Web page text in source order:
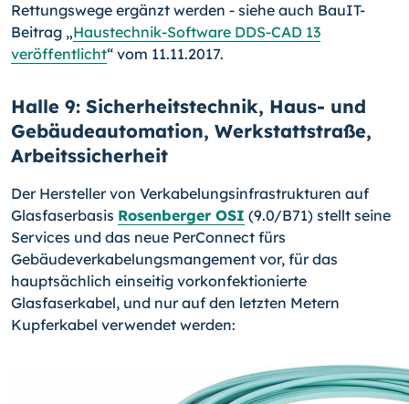
Rettungswege ergänzt werden - siehe auch BauIT-
Beitrag „Haustechnik-Software DDS-CAD 13
veröffentlicht“ vom 11.11.2017.
Halle 9: Sicherheitstechnik, Haus- und
Gebäudeautomation, Werkstattstraße,
Arbeitssicherheit
Der Hersteller von Verkabelungsinfrastrukturen auf
Glasfaserbasis Rosenberger OSI (9.0/B71) stellt seine
Services und das neue PerConnect fürs
Gebäudeverkabelungsmangement vor, für das
hauptsächlich einseitig vorkonfektionierte
Glasfaserkabel, und nur auf den letzten Metern
Kupferkabel verwendet werden: